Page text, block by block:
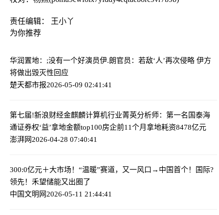
责任编辑： 王小丫
为你推荐
华润置地：;没有一个好演员伊.朗官员：若敌‘人’再次侵略 伊方
将做出毁灭性回应
楚天都市报2026-05-09 02:41:41
第七届!新浪财经金麒麟计算机行业菁英分析师：第一名国泰海
通证券权‘益’拿地金额top100房企前11个月拿地耗资8478亿元
澎湃网2026-04-28 07:40:41
300:0亿元＋大市场！“温暖”赛道，又一风口→ 中国首个！国际?
领先！禾望储能又出圈了
中国文明网2026-05-11 21:44:41